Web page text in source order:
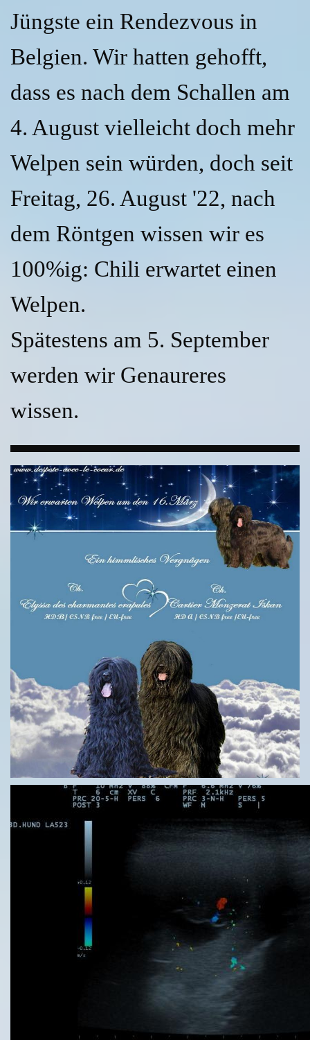
Jüngste ein Rendezvous in
Belgien. Wir hatten gehofft,
dass es nach dem Schallen am
4. August vielleicht doch mehr
Welpen sein würden, doch seit
Freitag, 26. August '22, nach
dem Röntgen wissen wir es
100%ig: Chili erwartet einen
Welpen.
Spätestens am 5. September
werden wir Genaureres
wissen.